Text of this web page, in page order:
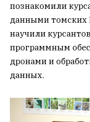
познакомили
данными
научили
программным
дронами и
данных.